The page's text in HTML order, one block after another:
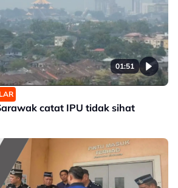
01:51
catat IPU tidak sihat